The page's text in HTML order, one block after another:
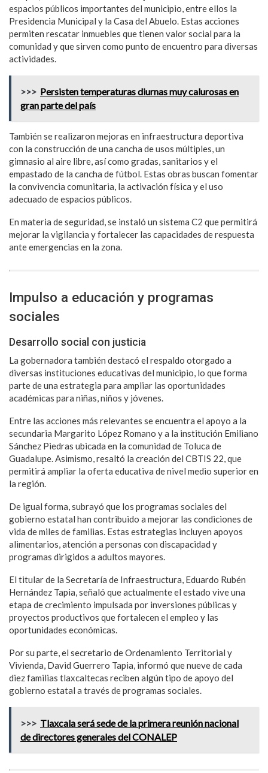
espacios públicos importantes del municipio, entre ellos la
Presidencia Municipal y la Casa del Abuelo. Estas acciones
permiten rescatar inmuebles que tienen valor social para la
comunidad y que sirven como punto de encuentro para diversas
actividades.
>>> Persisten temperaturas diurnas muy calurosas en
gran parte del país
También se realizaron mejoras en infraestructura deportiva
con la construcción de una cancha de usos múltiples, un
gimnasio al aire libre, así como gradas, sanitarios y el
empastado de la cancha de fútbol. Estas obras buscan fomentar
la convivencia comunitaria, la activación física y el uso
adecuado de espacios públicos.
En materia de seguridad, se instaló un sistema C2 que permitirá
mejorar la vigilancia y fortalecer las capacidades de respuesta
ante emergencias en la zona.
Impulso a educación y programas
sociales
Desarrollo social con justicia
La gobernadora también destacó el respaldo otorgado a
diversas instituciones educativas del municipio, lo que forma
parte de una estrategia para ampliar las oportunidades
académicas para niñas, niños y jóvenes.
Entre las acciones más relevantes se encuentra el apoyo a la
secundaria Margarito López Romano y a la institución Emiliano
Sánchez Piedras ubicada en la comunidad de Toluca de
Guadalupe. Asimismo, resaltó la creación del CBTIS 22, que
permitirá ampliar la oferta educativa de nivel medio superior en
la región.
De igual forma, subrayó que los programas sociales del
gobierno estatal han contribuido a mejorar las condiciones de
vida de miles de familias. Estas estrategias incluyen apoyos
alimentarios, atención a personas con discapacidad y
programas dirigidos a adultos mayores.
El titular de la Secretaría de Infraestructura, Eduardo Rubén
Hernández Tapia, señaló que actualmente el estado vive una
etapa de crecimiento impulsada por inversiones públicas y
proyectos productivos que fortalecen el empleo y las
oportunidades económicas.
Por su parte, el secretario de Ordenamiento Territorial y
Vivienda, David Guerrero Tapia, informó que nueve de cada
diez familias tlaxcaltecas reciben algún tipo de apoyo del
gobierno estatal a través de programas sociales.
>>> Tlaxcala será sede de la primera reunión nacional
de directores generales del CONALEP